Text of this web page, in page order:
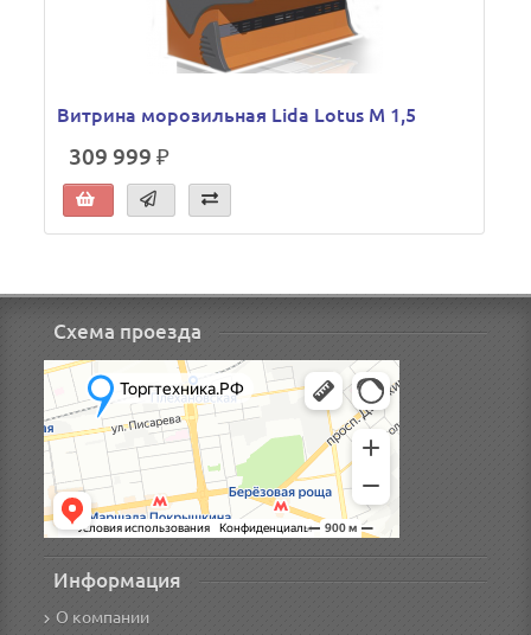
Витрина морозильная Lida Lotus M 1,5
309 999 ₽
Схема проезда
Информация
О компании